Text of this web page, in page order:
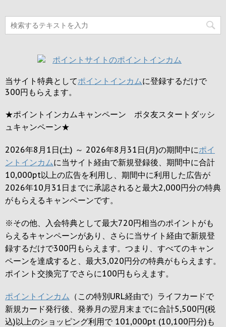
当サイト特典としてポイントインカムに登録するだけで
300円 もらえます。
★ポイントインカムキャンペーン ポタ友スタートダッシ
ュキャンペーン★
2026年8月1日(土) ～ 2026年8月31日(月)の期間中にポイ
ントインカムに当サイト経由で新規登録後、期間中に合計
10,000pt以上の広告を利用し、期間中に利用した広告が
2026年10月31日までに承認されると最大2,000円分の特典
がもらえるキャンペーンです。
※その他、入会特典として最大720円相当のポイントがも
らえるキャンペーンがあり、さらに当サイト経由で新規登
録するだけで300円 もらえます。つまり、すべてのキャン
ペーンを達成すると、最大3,020円分の特典がもらえます。
ポイント交換完了でさらに100円 もらえます。
ポイントインカム （この特別URL経由で）ライフカードで
新規カード発行後、発券月の翌月末までに合計5,500円(税
込)以上のショッピング利用で 101,000pt (10,100円分)も